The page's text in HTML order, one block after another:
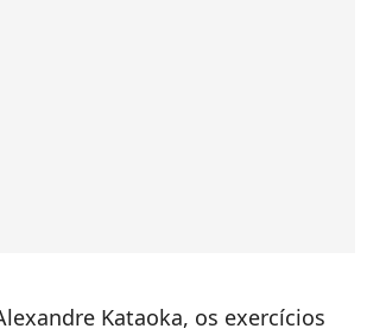
Kataoka, os exercícios